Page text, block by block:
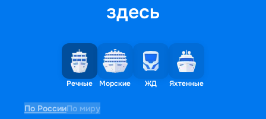
здесь
Речные Морские ЖД Яхтенные
По РоссииПо миру